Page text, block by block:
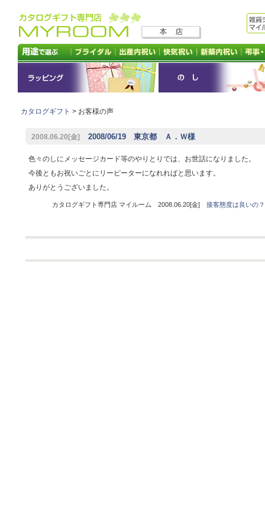
カタログギフト > お客様の声
2008.06.20[金] 2008/06/19 東京都 Ａ．Ｗ様
色々のしにメッセージカード等のやりとりでは、お世話になりました。
今後ともお祝いごとにリーピーターになれればと思います。
ありがとうございました。
カタログギフト専門店 マイルーム 2008.06.20[金] 接客態度は良いの？